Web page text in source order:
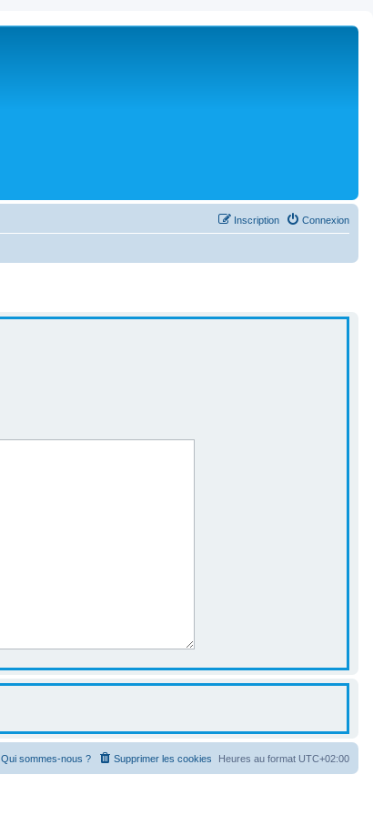
Connexion
Inscription
Heures au format UTC+02:00
Supprimer les cookies
Qui sommes-nous ?